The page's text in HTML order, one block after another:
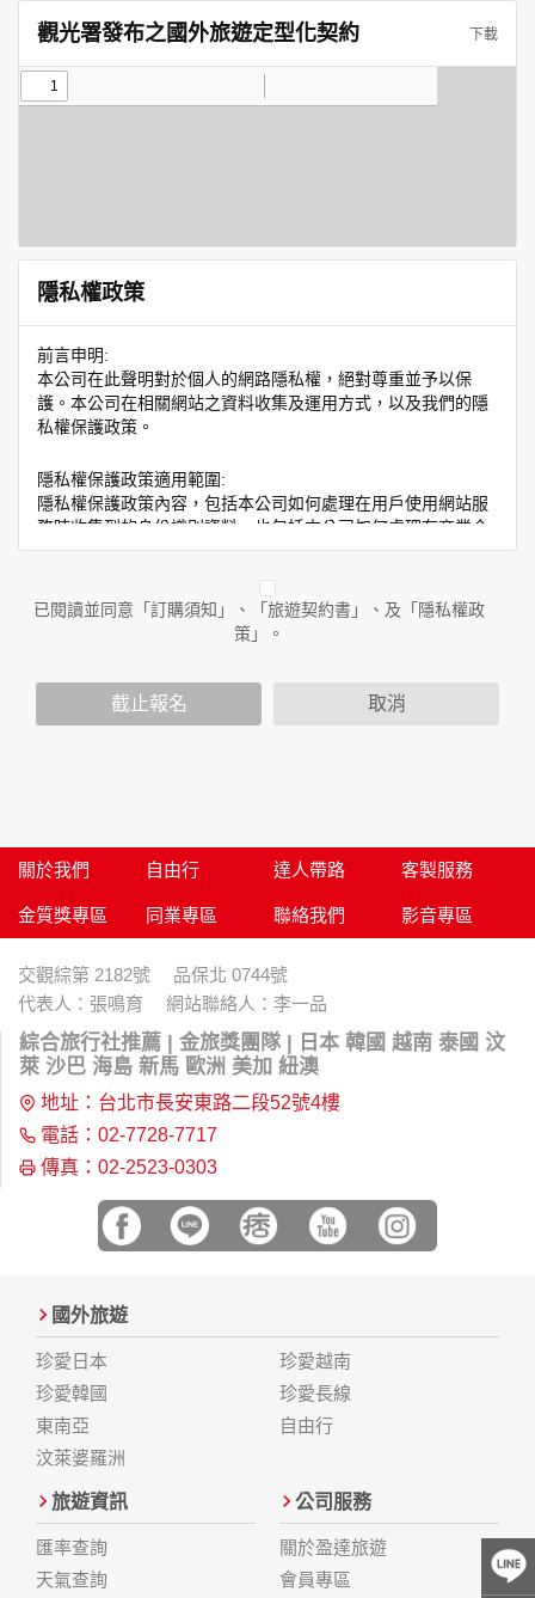
觀光署發布之國外旅遊定型化契約 下載
隱私權政策
前言申明:
本公司在此聲明對於個人的網路隱私權，絕對尊重並予以保
護。本公司在相關網站之資料收集及運用方式，以及我們的隱
私權保護政策。
隱私權保護政策適用範圍:
隱私權保護政策內容，包括本公司如何處理在用戶使用網站服
務時收集到的身份識別資料，也包括本公司如何處理在商業合
作與本公司合作時分享的任何身份識別資料。隱私權保護政策
人員。例如您透過本公司旗下網站上的廣告廠商連結，這些置
放連結的廠商也可能蒐集您個人的資料。對於您主動提供的個
人資訊，這些廣告廠商或連結網站有其個別的隱私權保護政
您個人在本網站上的聊天室或討論區中任意公開個人資料的行
個人的資料，其範圍如下：
本網站在您使用服務信箱、問卷調查等互動性功能時，會保留
於一般瀏覽時，伺服器會自行記錄相關行徑，包括您使用連線
設備的 IP 位址、使用時間、使用的瀏覽器、瀏覽及點選資料記
錄等，做為我們增進網站服務的參考依據，此記錄為內部應
用，決不對外公布。
為提供精確的服務，我們會將收集的問卷調查內容進行統計與
分析，分析結果之統計數據或說明文字呈現，除供內部研究
外，我們會視需要公佈統計數據及說明文字，但不涉及特定個
除非取得您的同意或其他法令之特別規定，本網站絕不會將您
的個人資料揭露予第三人或使用於蒐集目的以外之其他用途。
在您於本網站註冊帳號、使用本網站相關產品、服務、活動或
贈獎時，本網站會收集您的個人識別資料，本網站也可以從商
業夥伴處取得個人資料。
當客戶在本網站註冊時，我們會取得您的姓名、電話、住址、
身份證字號、電子郵件、出生日期、性別、行業等相關資料，
號、電子郵件、出生日期、性別、行業等相關資料，當您註冊
其他除了上述，會保留您在上網瀏覽或查詢時，伺服器自行產
生的相關記錄，包括您使用連線設備的 IP 位址、使用時間、使
用的瀏覽器、瀏覽及點選資料紀錄等。本網站會對個別連線者
網頁，除非您願意告知您的個人資料，否則本網站不會也無法
將此項記錄和您對應。請您注意，在本網站網刊登廣告之廠
商，或與連結本網站，也可能蒐集您個人的資料。對於您主動
提供的個人資訊，這些廣告廠商、或連結網站有其個別的私權
保護政策，其資料處理措施不適用本網站隱私權保護政策，本
公司不負任何連帶責任。
已閱讀並同意「訂購須知」、「旅遊契約書」、及「隱私權政
策」。
截止報名 取消
關於我們 自由行 達人帶路 客製服務
金質獎專區 同業專區 聯絡我們 影音專區
交觀綜第 2182號 品保北 0744號
代表人：張鳴育 網站聯絡人：李一品
綜合旅行社推薦 | 金旅獎團隊 | 日本 韓國 越南 泰國 汶
萊 沙巴 海島 新馬 歐洲 美加 紐澳
地址：台北市長安東路二段52號4樓
電話：02-7728-7717
傳真：02-2523-0303
國外旅遊
珍愛日本
珍愛韓國
東南亞
汶萊婆羅洲
珍愛越南
珍愛長線
自由行
旅遊資訊
匯率查詢
天氣查詢
公司服務
關於盈達旅遊
會員專區